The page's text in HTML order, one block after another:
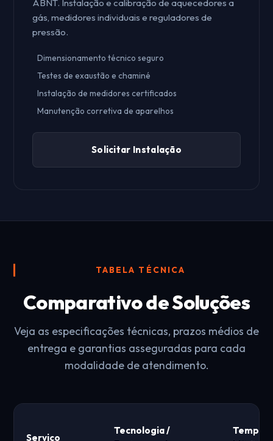
ABNT. Instalação e calibração de aquecedores a
gás, medidores individuais e reguladores de
pressão.
Dimensionamento técnico seguro
Testes de exaustão e chaminé
Instalação de medidores certificados
Manutenção corretiva de aparelhos
Solicitar Instalação
TABELA TÉCNICA
Comparativo de Soluções
Veja as especificações técnicas, prazos médios de
entrega e garantias asseguradas para cada
modalidade de atendimento.
Serviço
Tecnologia /
Tempo